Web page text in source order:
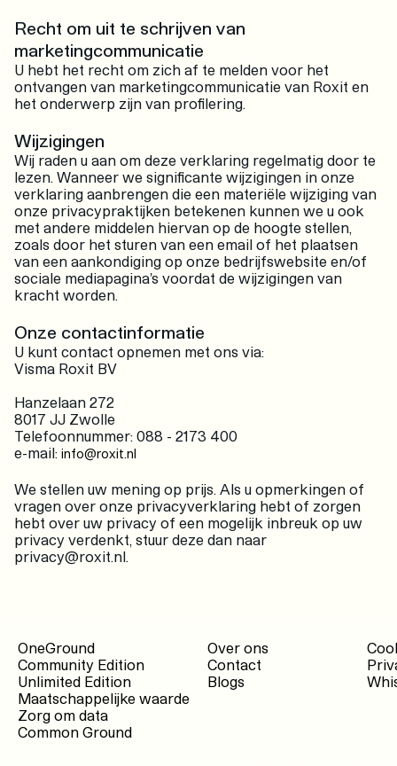
Recht om uit te schrijven van
marketingcommunicatie
U hebt het recht om zich af te melden voor het
ontvangen van marketingcommunicatie van Roxit en
het onderwerp zijn van profilering.
Wijzigingen
Wij raden u aan om deze verklaring regelmatig door te
lezen. Wanneer we significante wijzigingen in onze
verklaring aanbrengen die een materiële wijziging van
onze privacypraktijken betekenen kunnen we u ook
met andere middelen hiervan op de hoogte stellen,
zoals door het sturen van een email of het plaatsen
van een aankondiging op onze bedrijfswebsite en/of
sociale mediapagina's voordat de wijzigingen van
kracht worden.
Onze contactinformatie
U kunt contact opnemen met ons via:
Visma Roxit BV
Hanzelaan 272
8017 JJ Zwolle
Telefoonnummer: 088 - 2173 400
e-mail: info@roxit.nl
We stellen uw mening op prijs. Als u opmerkingen of
vragen over onze privacyverklaring hebt of zorgen
hebt over uw privacy of een mogelijk inbreuk op uw
privacy verdenkt, stuur deze dan naar
privacy@roxit.nl.
Over ons
Contact
Blogs
OneGround
Community Edition
Unlimited Edition
Maatschappelijke waarde
Zorg om data
Common Ground